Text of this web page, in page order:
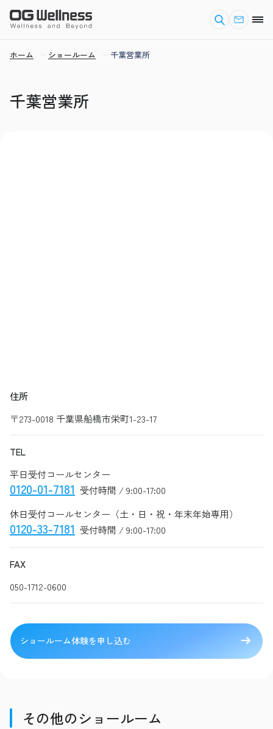
ホーム ショールーム 千葉営業所
千葉営業所
住所
〒273-0018 千葉県船橋市栄町1-23-17
TEL
平日受付コールセンター
0120-01-7181 受付時間 / 9:00-17:00
休日受付コールセンター（土・日・祝・年末年始専用）
0120-33-7181 受付時間 / 9:00-17:00
FAX
050-1712-0600
ショールーム体験を申し込む
その他のショールーム